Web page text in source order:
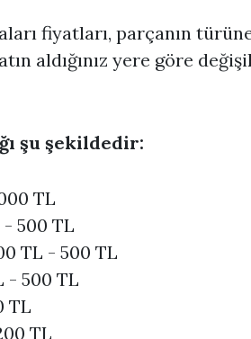
fiyatları, parçanın
aldığınız yere göre
şu şekildedir:
TL
- 500 TL
TL - 500 TL
- 500 TL
TL
TL